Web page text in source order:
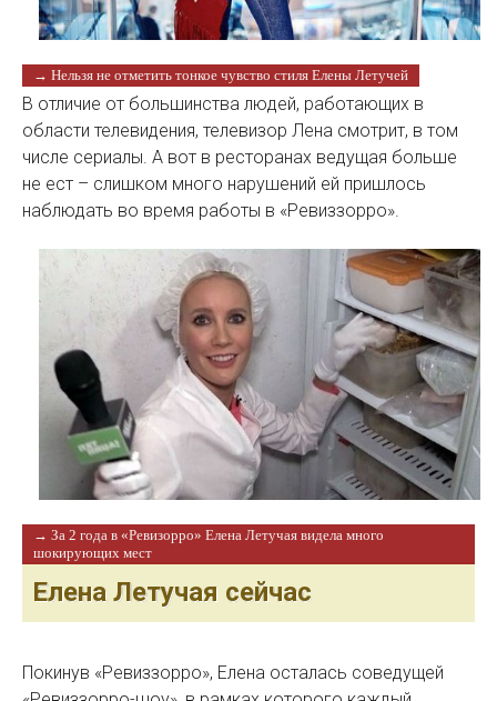
→ Нельзя не отметить тонкое чувство стиля Елены Летучей
В отличие от большинства людей, работающих в
области телевидения, телевизор Лена смотрит, в том
числе сериалы. А вот в ресторанах ведущая больше
не ест – слишком много нарушений ей пришлось
наблюдать во время работы в «Ревиззорро».
→ За 2 года в «Ревизорро» Елена Летучая видела много
шокирующих мест
Елена Летучая сейчас
Покинув «Ревиззорро», Елена осталась соведущей